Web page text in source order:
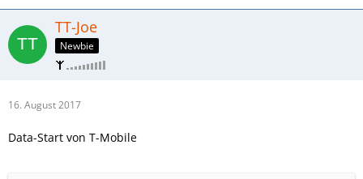
TT-Joe
Newbie
16. August 2017
Data-Start von T-Mobile